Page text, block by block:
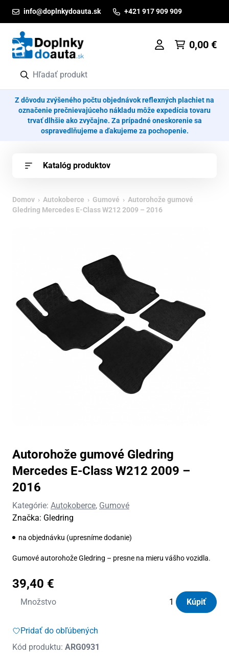
info@doplnkydoauta.sk +421 917 909 909
0,00 €
Z dôvodu zvýšeného počtu objednávok reflexných plachiet na
označenie prečnievajúceho nákladu môže expedícia tovaru
trvať dlhšie ako zvyčajne. Za prípadné oneskorenie sa
ospravedlňujeme a ďakujeme za pochopenie.
Katalóg produktov
Domov › Autokoberce › Gumové › Autorohože gumové
Gledring Mercedes E-Class W212 2009 – 2016
Autorohože gumové Gledring
Mercedes E-Class W212 2009 –
2016
Kategórie: Autokoberce, Gumové
Značka: Gledring
na objednávku (upresníme dodanie)
Gumové autorohože Gledring – presne na mieru vášho vozidla.
39,40 €
Množstvo
množstvo
gumové
Mercedes
Kúpiť
Pridať do obľúbených
Kód produktu: ARG0931